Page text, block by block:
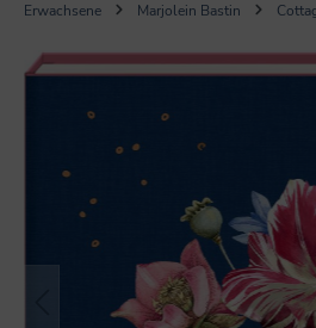
Erwachsene Marjolein Bastin
Bildergalerie überspringen